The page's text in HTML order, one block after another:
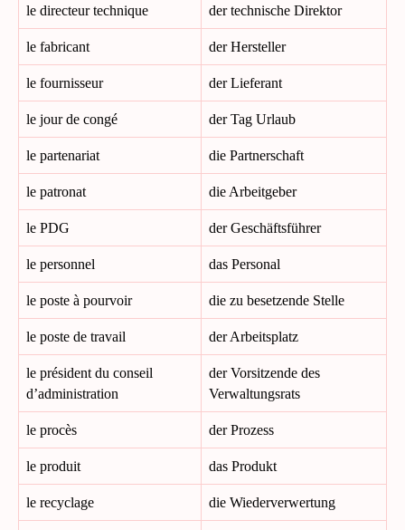
le directeur technique der technische Direktor
le fabricant der Hersteller
le fournisseur der Lieferant
le jour de congé der Tag Urlaub
le partenariat die Partnerschaft
le patronat die Arbeitgeber
le PDG der Geschäftsführer
le personnel das Personal
le poste à pourvoir die zu besetzende Stelle
le poste de travail der Arbeitsplatz
le président du conseil
d’administration
der Vorsitzende des
Verwaltungsrats
le procès der Prozess
le produit das Produkt
le recyclage die Wiederverwertung